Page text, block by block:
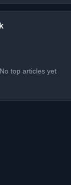
No top articles yet